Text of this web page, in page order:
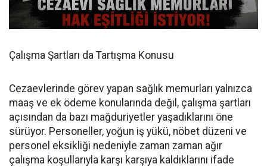
Çalışma Şartları da Tartışma Konusu
Cezaevlerinde görev yapan sağlık memurları yalnızca
maaş ve ek ödeme konularında değil, çalışma şartları
açısından da bazı mağduriyetler yaşadıklarını öne
sürüyor. Personeller, yoğun iş yükü, nöbet düzeni ve
personel eksikliği nedeniyle zaman zaman ağır
çalışma koşullarıyla karşı karşıya kaldıklarını ifade